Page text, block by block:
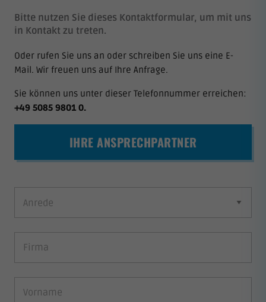
Bitte nutzen Sie dieses Kontaktformular, um mit uns
in Kontakt zu treten.
Oder rufen Sie uns an oder schreiben Sie uns eine E-
Mail. Wir freuen uns auf Ihre Anfrage.
Sie können uns unter dieser Telefonnummer erreichen:
+49 5085 9801 0.
IHRE ANSPRECHPARTNER